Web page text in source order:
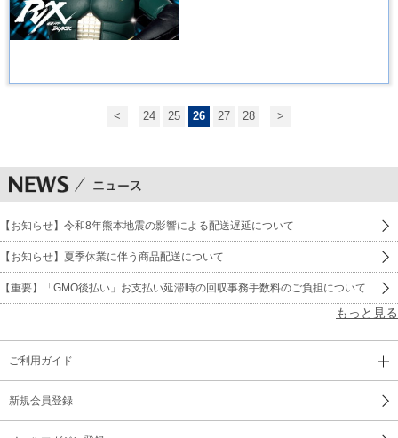
< 24 25 26 27 28 >
【お知らせ】令和8年熊本地震の影響による配送遅延について
【お知らせ】夏季休業に伴う商品配送について
【重要】「GMO後払い」お支払い延滞時の回収事務手数料のご負担について
もっと見る
ご利用ガイド
新規会員登録